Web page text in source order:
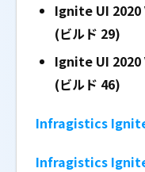
Ignite UI 2020
(ビルド 29)
Ignite UI 2020
(ビルド 46)
Infragistics
Infragistics